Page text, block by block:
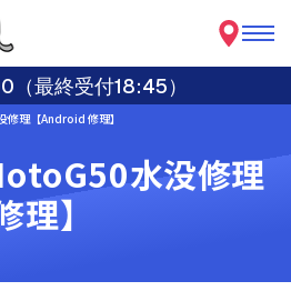
最終受付18:45）
理【Android 修理】
水没修理
理】